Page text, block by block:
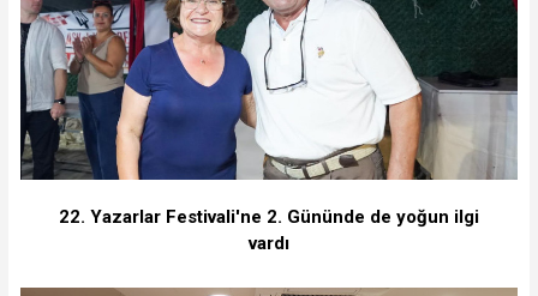
22. Yazarlar Festivali'ne 2. Gününde de yoğun ilgi
vardı